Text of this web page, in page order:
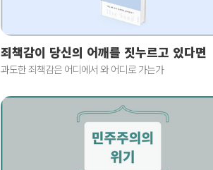
죄책감이 당신의 어깨를 짓누르고 있다면
과도한 죄책감은 어디에서 와 어디로 가는가